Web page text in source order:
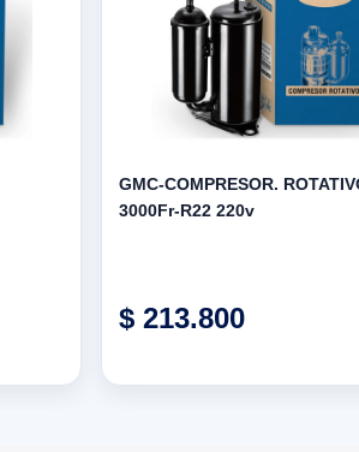
GMC-COMPRESOR.
3000Fr-R22 220v
$ 213.800